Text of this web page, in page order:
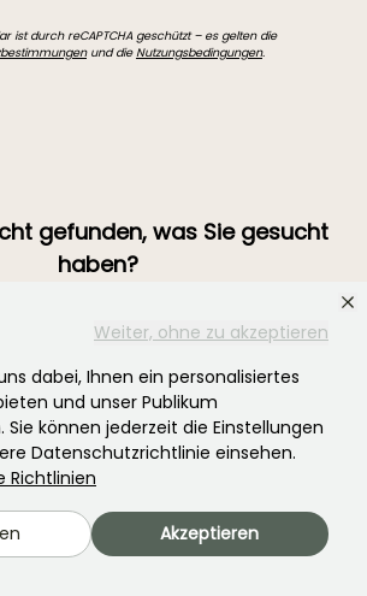
Weiter, ohne zu akzeptieren
dabei, Ihnen ein personalisiertes
und unser Publikum
Sie können jederzeit die Einstellungen
Datenschutzrichtlinie einsehen.
Richtlinien
Akzeptieren
ist durch reCAPTCHA geschützt – es gelten die
und dieNutzungsbedingungen.
gefunden, was Sie gesucht
haben?
der Pflanzenverrückten bei!